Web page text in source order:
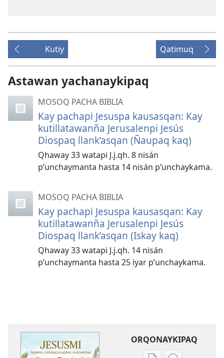
Kutiy Qatimuq
Astawan yachanaykipaq
MOSOQ PACHA BIBLIA
Kay pachapi Jesuspa kausasqan: Kay
kutillatawanña Jerusalenpi Jesús
Diospaq llank’asqan (Ñaupaq kaq)
Qhaway 33 watapi J.j.qh. 8 nisán
p’unchaymanta hasta 14 nisán p’unchaykama.
MOSOQ PACHA BIBLIA
Kay pachapi Jesuspa kausasqan: Kay
kutillatawanña Jerusalenpi Jesús
Diospaq llank’asqan (Iskay kaq)
Qhaway 33 watapi J.j.qh. 14 nisán
p’unchaymanta hasta 25 iyar p’unchaykama.
ORQONAYKIPAQ